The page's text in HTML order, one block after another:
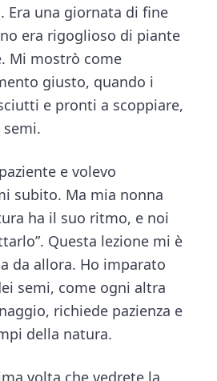
Era una giornata di fine
era rigoglioso di piante
Mi mostrò come
giusto, quando i
e pronti a scoppiare,
e volevo
subito. Ma mia nonna
ha il suo ritmo, e noi
Questa lezione mi è
da allora. Ho imparato
semi, come ogni altra
richiede pazienza e
della natura.